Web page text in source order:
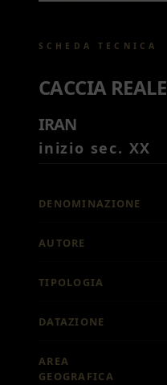
SCHEDA TECNICA
CACCIA REALE
IRAN
inizio sec. XX
DENOMINAZIONE
AUTORE
TIPOLOGIA
DATAZIONE
AREA
GEOGRAFICA